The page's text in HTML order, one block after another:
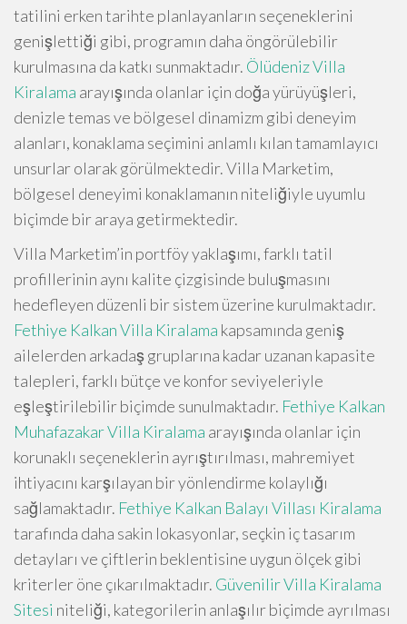
tatilini erken tarihte planlayanların seçeneklerini
genişlettiği gibi, programın daha öngörülebilir
kurulmasına da katkı sunmaktadır. Ölüdeniz Villa
Kiralama arayışında olanlar için doğa yürüyüşleri,
denizle temas ve bölgesel dinamizm gibi deneyim
alanları, konaklama seçimini anlamlı kılan tamamlayıcı
unsurlar olarak görülmektedir. Villa Marketim,
bölgesel deneyimi konaklamanın niteliğiyle uyumlu
biçimde bir araya getirmektedir.
Villa Marketim’in portföy yaklaşımı, farklı tatil
profillerinin aynı kalite çizgisinde buluşmasını
hedefleyen düzenli bir sistem üzerine kurulmaktadır.
Fethiye Kalkan Villa Kiralama kapsamında geniş
ailelerden arkadaş gruplarına kadar uzanan kapasite
talepleri, farklı bütçe ve konfor seviyeleriyle
eşleştirilebilir biçimde sunulmaktadır. Fethiye Kalkan
Muhafazakar Villa Kiralama arayışında olanlar için
korunaklı seçeneklerin ayrıştırılması, mahremiyet
ihtiyacını karşılayan bir yönlendirme kolaylığı
sağlamaktadır. Fethiye Kalkan Balayı Villası Kiralama
tarafında daha sakin lokasyonlar, seçkin iç tasarım
detayları ve çiftlerin beklentisine uygun ölçek gibi
kriterler öne çıkarılmaktadır. Güvenilir Villa Kiralama
Sitesi niteliği, kategorilerin anlaşılır biçimde ayrılması